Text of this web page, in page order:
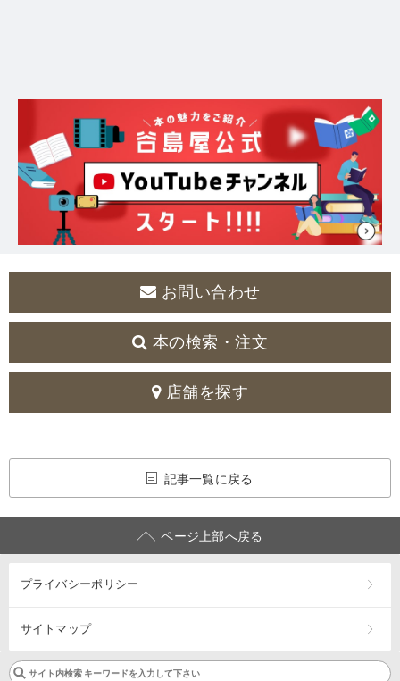
お問い合わせ
本の検索・注文
店舗を探す
記事一覧に戻る
ページ上部へ戻る
プライバシーポリシー
サイトマップ